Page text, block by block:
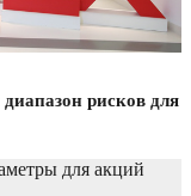
рисков для